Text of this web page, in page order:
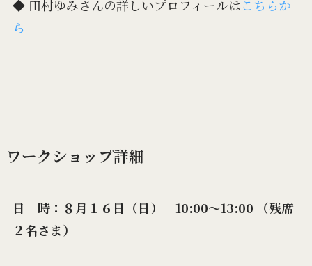
◆ 田村ゆみさんの詳しいプロフィールはこちらか
ら
ワークショップ詳細
日 時：８月１６日（日） 10:00〜13:00
（残席
２名さま）